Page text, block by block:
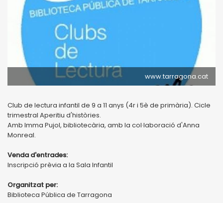
www.tarragona.cat
Club de lectura infantil de 9 a 11 anys (4r i 5è de primària). Cicle
trimestral Aperitiu d'històries.
Amb Imma Pujol, bibliotecària, amb la col·laboració d'Anna
Monreal.
Venda d'entrades:
Inscripció prèvia a la Sala Infantil
Organitzat per:
Biblioteca Pública de Tarragona